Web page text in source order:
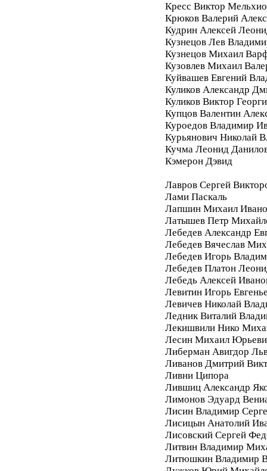
Кресс Виктор
Крюков Валерий
Кудрин Алексей
Кузнецов Лев
Кузнецов Михаил
Кузовлев Михаил
Куйвашев Евгений
Куликов Александр
Куликов Виктор
Купцов Валентин
Куроедов Владимир
Курьянович Николай
Кучма Леонид
Кэмерон Дэвид
Лавров Сергей
Лами Паскаль
Лапшин Михаил
Латышев Петр
Лебедев Александр
Лебедев Вячеслав
Лебедев Игорь
Лебедев Платон
Лебедь Алексей
Левитин Игорь
Левичев Николай
Ледник Виталий
Лекишвили Нико
Лесин Михаил
Либерман Авигдор
Ливанов Дмитрий
Ливни Ципора
Лившиц Александр
Лимонов Эдуард
Лисин Владимир
Лисицын Анатолий
Лисовский Сергей
Литвин Владимир
Литюшкин Владимир